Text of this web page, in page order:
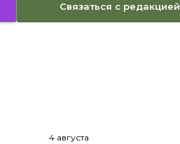
Связаться с редакцией
4 августа